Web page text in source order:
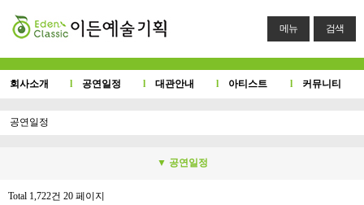
메뉴 검색
회사소개 l 공연일정 l 대관안내 l 아티스트 l 커뮤니티
공연일정
▼ 공연일정
Total 1,722건 20 페이지